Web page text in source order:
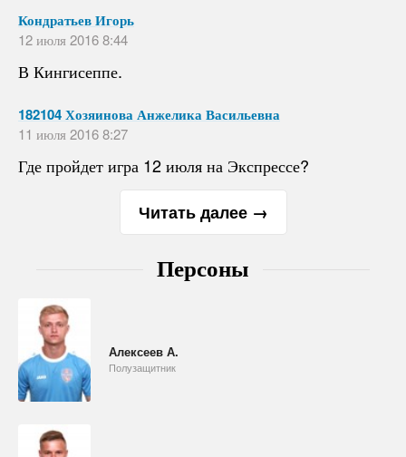
Кондратьев Игорь
12 июля 2016 8:44
В Кингисеппе.
182104 Хозяинова Анжелика Васильевна
11 июля 2016 8:27
Где пройдет игра 12 июля на Экспрессе?
Читать далее →
Персоны
Алексеев А.
Полузащитник